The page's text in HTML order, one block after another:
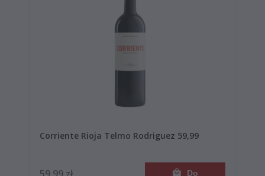
Corriente Rioja Telmo Rodriguez 59,99
Do